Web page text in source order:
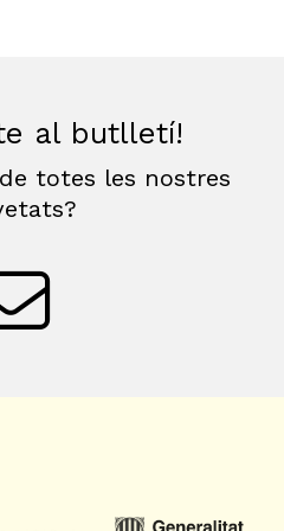
al butlletí!
totes les nostres